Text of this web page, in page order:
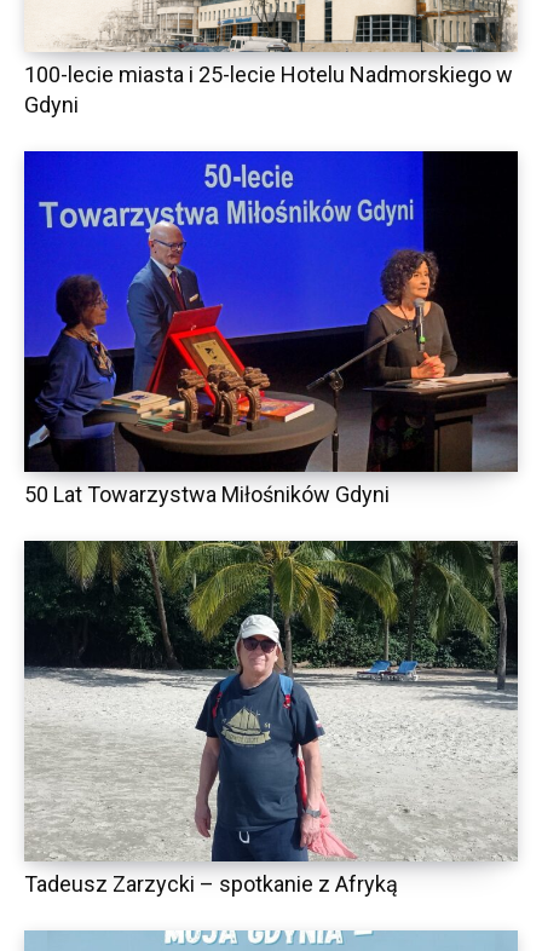
100-lecie miasta i 25-lecie Hotelu Nadmorskiego w
Gdyni
50 Lat Towarzystwa Miłośników Gdyni
Tadeusz Zarzycki – spotkanie z Afryką